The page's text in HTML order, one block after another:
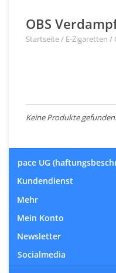
OBS
Startseite/ E-Zigaretten /
Keine Produkte
pace UG
Kundendienst
Mehr
Mein Konto
Newsletter
Socialmedia